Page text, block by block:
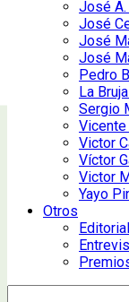
José
José
José
José
Pedro
La
Sergio
Victor
Víctor
Victor
Yayo
Otros
Editorial